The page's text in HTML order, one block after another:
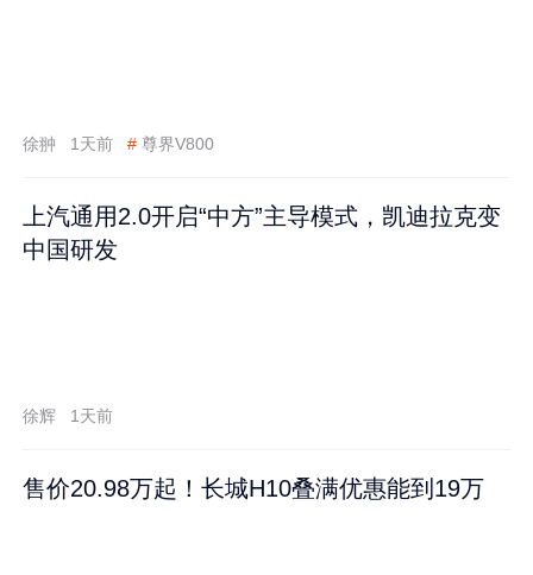
徐翀 1天前 # 尊界V800
上汽通用2.0开启“中方”主导模式，凯迪拉克变
中国研发
徐辉 1天前
售价20.98万起！长城H10叠满优惠能到19万